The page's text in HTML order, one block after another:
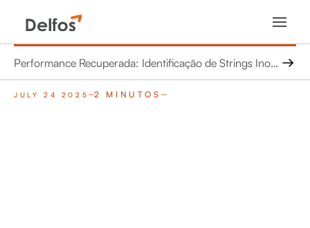
Performance Recuperada: Identificação de Strings Inoperantes Evita Perda de 45 MWh
JULY 24 2025 2 MINUTOS